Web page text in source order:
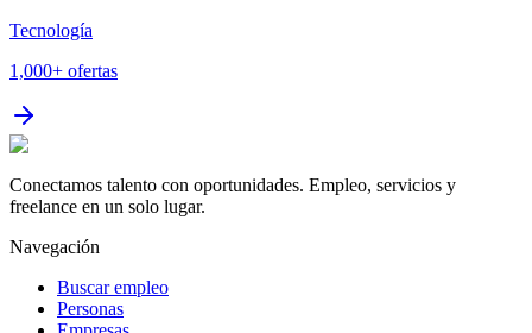
Tecnología
1,000+ ofertas
Conectamos talento con oportunidades. Empleo, servicios y
freelance en un solo lugar.
Navegación
Buscar empleo
Personas